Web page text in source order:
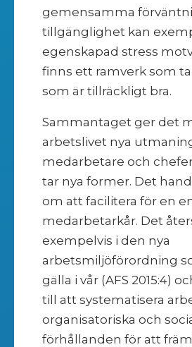
gemensamma
tillgänglighet kan
egenskapad stress
finns ett ramverk som
som är tillräckligt bra.
Sammantaget ger det
arbetslivet nya
medarbetare och
tar nya former. Det
om att facilitera för en
medarbetarkår. Det
exempelvis i den nya
arbetsmiljöförordning
gälla i vår (AFS 2015:4)
till att systematisera
organisatoriska och
förhållanden för att